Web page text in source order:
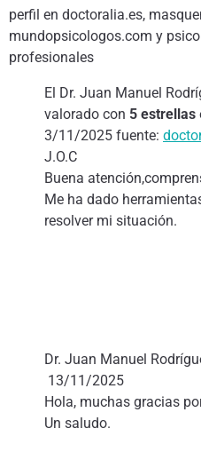
perfil en doctoralia.es,
mundopsicologos.com y
profesionales
El Dr. Juan Manuel
valorado con 5 estrellas
3/11/2025 fuente:
J.O.C
Buena
Me ha dado
resolver mi situación.
Dr. Juan Manuel
13/11/2025
Hola, muchas gracias
Un saludo.